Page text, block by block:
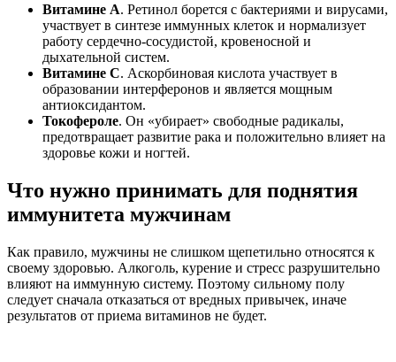
Витамине А. Ретинол борется с бактериями и вирусами,
участвует в синтезе иммунных клеток и нормализует
работу сердечно-сосудистой, кровеносной и
дыхательной систем.
Витамине С. Аскорбиновая кислота участвует в
образовании интерферонов и является мощным
антиоксидантом.
Токофероле. Он «убирает» свободные радикалы,
предотвращает развитие рака и положительно влияет на
здоровье кожи и ногтей.
Что нужно принимать для поднятия
иммунитета мужчинам
Как правило, мужчины не слишком щепетильно относятся к
своему здоровью. Алкоголь, курение и стресс разрушительно
влияют на иммунную систему. Поэтому сильному полу
следует сначала отказаться от вредных привычек, иначе
результатов от приема витаминов не будет.